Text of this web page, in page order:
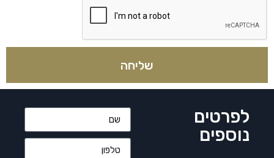
שליחה
לפרטים
נוספים